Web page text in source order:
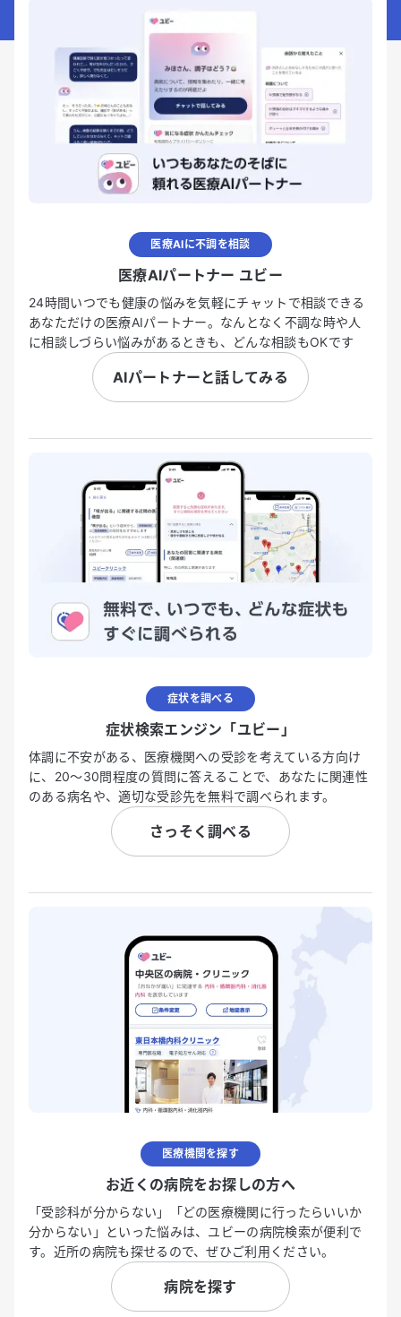
医療AIに不調を相談
医療AIパートナー ユビー
24時間いつでも健康の悩みを気軽にチャットで相談できる
あなただけの医療AIパートナー。なんとなく不調な時や人
に相談しづらい悩みがあるときも、どんな相談もOKです
AIパートナーと話してみる
症状を調べる
症状検索エンジン「ユビー」
体調に不安がある、医療機関への受診を考えている方向け
に、20〜30問程度の質問に答えることで、あなたに関連性
のある病名や、適切な受診先を無料で調べられます。
さっそく調べる
医療機関を探す
お近くの病院をお探しの方へ
「受診科が分からない」「どの医療機関に行ったらいいか
分からない」といった悩みは、ユビーの病院検索が便利で
す。近所の病院も探せるので、ぜひご利用ください。
病院を探す